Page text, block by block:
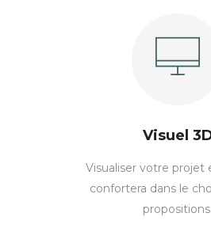
Visuel
Visualiser votre projet
confortera dans le
propositions.